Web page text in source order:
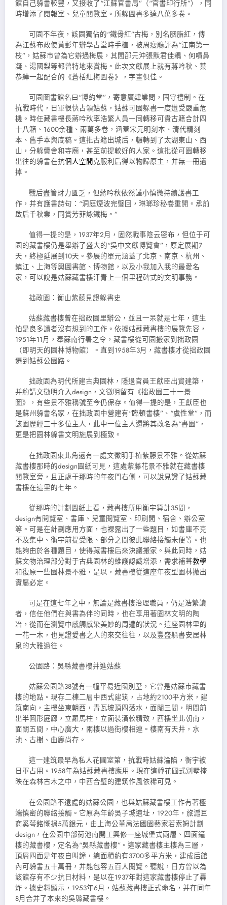
館自己躲書較豐，又接收了“江蘇官書局”（“官書印行所”），同
時增添了閱報室、兒童閱覽室。所躲圖書多達八萬多卷。
可園不年夜，該園獨佔的“鐵骨紅”古梅，別名胭脂紅，傳
為江蘇布政使黃彭年辦學古堂時手植，被周瘦鵑評為“江南第一
枝”，姑蘇市曾為它辦過梅展，其間邵元沖張默君佳耦、何噴鼻
凝、湯國梨等都曾特地來賞梅。此次文獻展上就有蔣吟秋、葉
恭綽一起配合的《蒼栝紅梅圖卷》，字畫俱佳。
可園圖書館名曰“博約堂”，寄意廣肄業問，固守禮制。在
抗戰時代，日軍很快占領姑蘇，姑蘇可園躲書一度遭受嚴重危
機。時任藏書樓長蔣吟秋率浩繁人員一同轉移可貴古籍合計四
十八箱、1600余種、兩萬多卷，涵蓋宋元明刻本、清代精刻
本、舊手本與底稿。這批古籍出城后，輾轉到了太湖東山、西
山，分躲黌舍和寺廟，甚至前提較好的人家。這批從可園轉移
出往的躲書在抗個人空間克服利后得以物歸原主，并無一冊遺
掉。
戰后盡管財力匱乏，但蔣吟秋依然謹小慎微持續護書工
作，并有護書詩句：“洞庭煙波完璧回，琳瑯珍秘卷重開。承前
啟后千秋業，同賞芳菲詠鐵梅。”
值得一提的是，1937年2月，固然戰事陰云密布，但位于可
園的藏書樓仍是舉辦了盛大的“吳中文獻博覽會”，原定展期7
天，終極延展到10天。參展的單元涵蓋了北京、南京、杭州、
鎮江、上海等輿圖書館、博物館，以及小我加入我的最愛名
家，可以說是姑蘇藏書樓汗青上一個里程碑式的文明事務。
拙政園：衡山紫藤見證躲書史
姑蘇藏書樓曾在拙政園里辦公，並且一呆就是七年，這生
怕是良多讀者沒有想到的工作。依據姑蘇藏書樓的展覽先容，
1951年11月，奉蘇南行署之令，藏書樓從可園搬家到拙政園
（即明天的園林博物館）。直到1958年3月，藏書樓才從拙政園
遷到姑蘇公園路。
拙政園為明代所建古典園林，隱退官員王獻臣出資建築，
并約請文徵明介入design，文徵明留有《拙政園三十一景
圖》，有些景不雅稱號至今仍保存。值得一提的是，王獻臣也
是蘇州躲書名家，在拙政園中營建有“臨頓書樓”、“虞性堂”，而
該園歷經三十多位主人，此中一位主人還將其改名為“書園”，
更是把園林躲書文明施展到極致。
在拙政園東北角還有一處文徵明手植紫藤景不雅。從姑蘇
藏書樓那時的design圖紙可見，這處紫藤花景不雅就在藏書樓
閱覽室旁，且正處于那時的年夜門右側，可以說見證了姑蘇藏
書樓在這里的七年。
從那時的計劃圖紙上看，藏書樓所用衡宇算計35間，
design有閱覽室、書庫、兒童閱覽室、印刷間、宿舍、辦公室
等。可是在計劃應用方面，也裸露出了一些題目，如書庫不克
不及集中、衡宇前提受限、部分之間彼此聯絡接觸未便等。也
能夠由於各種題目，使得藏書樓后來決議搬家。與此同時，姑
蘇文物治理部分對于古典園林的維護認識增添，需求補葺教學
和復原一些園林景不雅，是以，藏書樓從這座年夜型園林撤出
實屬必定。
可是在這七年之中，無論是藏書樓治理職員，仍是浩繁讀
者，信任他們在與書為伴的同時，也在享用著園林文明的陶
冶，從而在瀏覽中感觸感染美妙的周遭的狀況。這座園林里的
一花一木，也見證愛書之人的來交往往，以及豐盛躲書安居林
泉的大雅過往。
公園路：吳縣藏書樓并進姑蘇
姑蘇公園路38號有一幢平易近國別墅，它曾是姑蘇市藏書
樓的地點。現存二棟二層中西式建筑，占地約2100平方米，建
筑南向，主樓坐東朝西，青瓦坡頂四落水，面闊三間，明間前
出半圓形庭廊，立羅馬柱，立面裝潢較精致，西樓坐北朝南，
面闊五間，中心廣大，兩樓以過街樓相連。樓南有天井，水
池、古樹、曲廊尚存。
這一建筑最早為私人花圃室第，抗戰時姑蘇淪陷，衡宇被
日軍占用。1958年為姑蘇藏書樓應用。現在這幢花圃式別墅掩
映在森林古木之中，中西合璧的建筑作風依稀可見。
在公園路不遠處的姑蘇公園，也與姑蘇藏書樓工作有著極
端慎密的聯絡接觸。它原為年齡吳子城遺址，1920年，旅滬巨
商奚萼銘慨捐5萬銀元，由上海公董局法國園藝家若索姆計劃
design，在公園中部荷池南開工興修一座城堡式兩層、四面鐘
樓的藏書樓，定名為“吳縣藏書樓”。這家藏書樓主樓為三層，
頂層四面是年夜自叫鐘，總面積約有3700多平方米，建成后館
內可躲書五十萬冊，并能包容五百人閱覽。聽說，日方曾以為
該館存有不少抗日材料，是以在1937年對這家藏書樓停止了轟
炸。據史料顯示，1953年6月，姑蘇藏書樓正式命名，并在同年
8月合并了本來的吳縣藏書樓。